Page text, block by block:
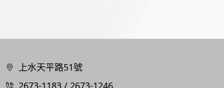
上水天平路51號
2673-1183 / 2673-1246